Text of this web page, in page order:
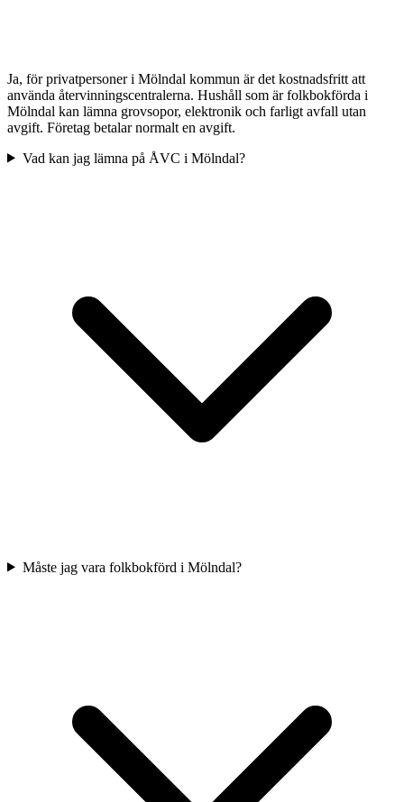
Ja, för privatpersoner i Mölndal kommun är det kostnadsfritt att
använda återvinningscentralerna. Hushåll som är folkbokförda i
Mölndal kan lämna grovsopor, elektronik och farligt avfall utan
avgift. Företag betalar normalt en avgift.
Vad kan jag lämna på ÅVC i Mölndal?
Måste jag vara folkbokförd i Mölndal?